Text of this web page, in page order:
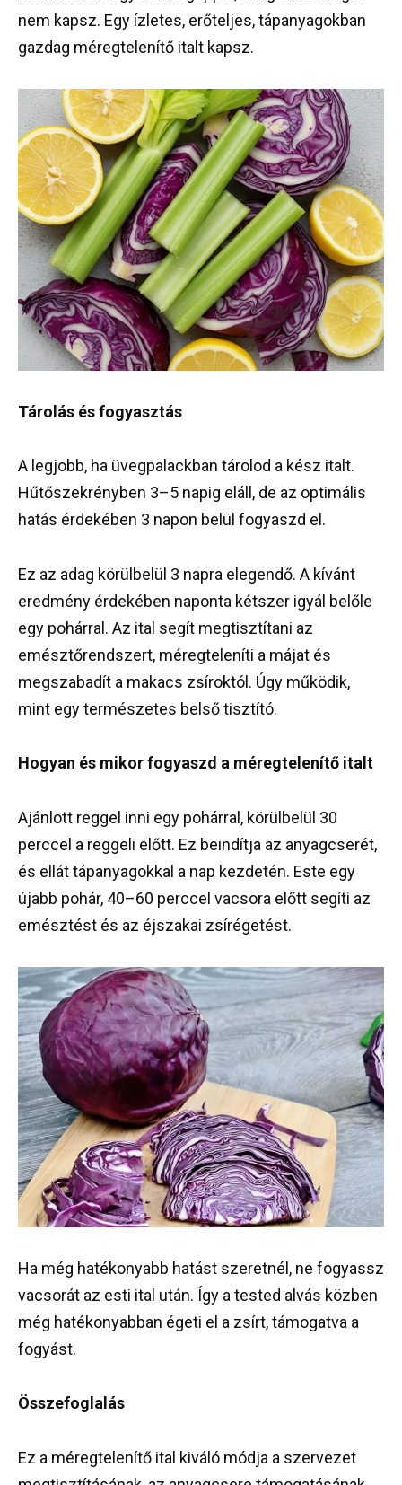
nem kapsz. Egy ízletes, erőteljes, tápanyagokban
gazdag méregtelenítő italt kapsz.
Tárolás és fogyasztás
A legjobb, ha üvegpalackban tárolod a kész italt.
Hűtőszekrényben 3–5 napig eláll, de az optimális
hatás érdekében 3 napon belül fogyaszd el.
Ez az adag körülbelül 3 napra elegendő. A kívánt
eredmény érdekében naponta kétszer igyál belőle
egy pohárral. Az ital segít megtisztítani az
emésztőrendszert, méregteleníti a májat és
megszabadít a makacs zsíroktól. Úgy működik,
mint egy természetes belső tisztító.
Hogyan és mikor fogyaszd a méregtelenítő italt
Ajánlott reggel inni egy pohárral, körülbelül 30
perccel a reggeli előtt. Ez beindítja az anyagcserét,
és ellát tápanyagokkal a nap kezdetén. Este egy
újabb pohár, 40–60 perccel vacsora előtt segíti az
emésztést és az éjszakai zsírégetést.
Ha még hatékonyabb hatást szeretnél, ne fogyassz
vacsorát az esti ital után. Így a tested alvás közben
még hatékonyabban égeti el a zsírt, támogatva a
fogyást.
Összefoglalás
Ez a méregtelenítő ital kiváló módja a szervezet